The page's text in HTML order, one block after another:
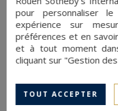
de massifs, le tout
avec une possibilité
supplémentaires
un ancien tennis à
lieux.
Le logis principal
pour personnaliser
expérience sur
préférences et en
et à tout moment
cliquant sur "Gestion
TOUT ACCEPTER